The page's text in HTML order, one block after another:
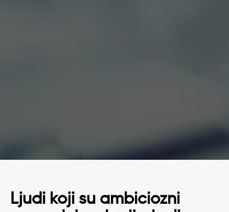
Ljudi koji su ambiciozni